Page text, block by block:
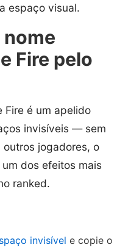
espaço visual.
Fire pelo
Fire é um apelido
invisíveis — sem
outros jogadores, o
dos efeitos mais
ranked.
invisível e copie o